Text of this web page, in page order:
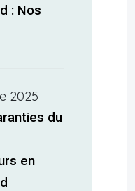
: Nos
2025
du
en